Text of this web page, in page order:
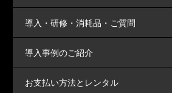
導入・研修・消耗品・ご質問
導入事例のご紹介
お支払い方法とレンタル